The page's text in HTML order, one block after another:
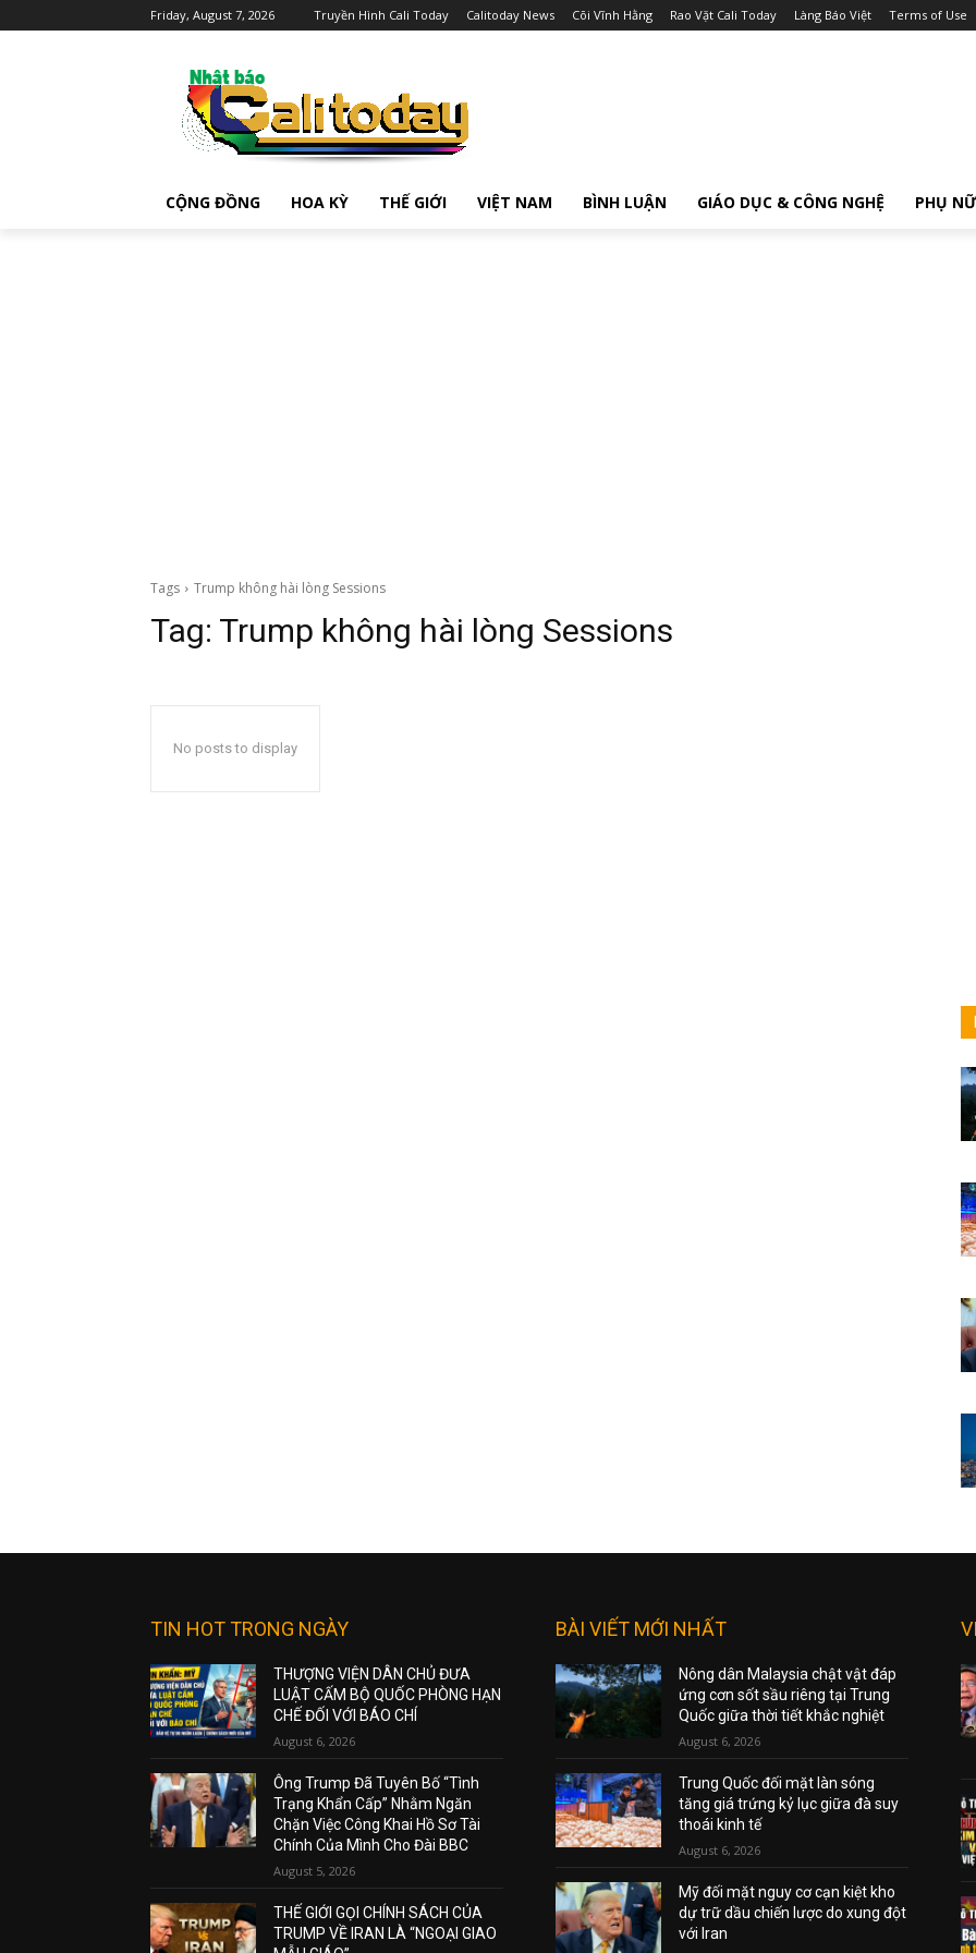
Friday, August 7, 2026 Truyền Hình Cali Today Calitoday News Cõi Vĩnh Hằng Rao Vặt Cali Today Làng Báo Việt Terms of Use
CỘNG ĐỒNG HOA KỲ THẾ GIỚI VIỆT NAM BÌNH LUẬN GIÁO DỤC & CÔNG NGHỆ PHỤ NỮ
Tags Trump không hài lòng Sessions
Tag: Trump không hài lòng Sessions
No posts to display
TIN HOT TRONG NGÀY
THƯỢNG VIỆN DÂN CHỦ ĐƯA
LUẬT CẤM BỘ QUỐC PHÒNG HẠN
CHẾ ĐỐI VỚI BÁO CHÍ
August 6, 2026
Ông Trump Đã Tuyên Bố “Tình
Trạng Khẩn Cấp” Nhằm Ngăn
Chặn Việc Công Khai Hồ Sơ Tài
Chính Của Mình Cho Đài BBC
August 5, 2026
THẾ GIỚI GỌI CHÍNH SÁCH CỦA
TRUMP VỀ IRAN LÀ “NGOẠI GIAO
BÀI VIẾT MỚI NHẤT
Nông dân Malaysia chật vật đáp
ứng cơn sốt sầu riêng tại Trung
Quốc giữa thời tiết khắc nghiệt
August 6, 2026
Trung Quốc đối mặt làn sóng
tăng giá trứng kỷ lục giữa đà suy
thoái kinh tế
August 6, 2026
Mỹ đối mặt nguy cơ cạn kiệt kho
dự trữ dầu chiến lược do xung đột
với Iran